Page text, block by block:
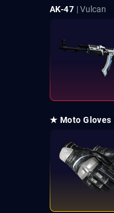
AK-47 | Vulcan
★ Moto Gloves